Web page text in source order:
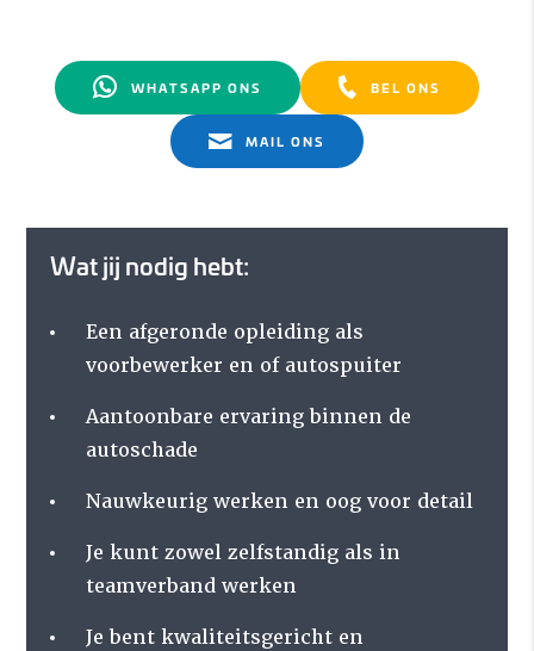
Wat jij nodig hebt:
Een afgeronde opleiding als
voorbewerker en of autospuiter
Aantoonbare ervaring binnen de
autoschade
Nauwkeurig werken en oog voor detail
Je kunt zowel zelfstandig als in
teamverband werken
Je bent kwaliteitsgericht en
WHATSAPP ONS BEL ONS
MAIL ONS